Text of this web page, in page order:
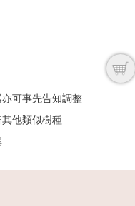
可事先告知調整
他類似樹種